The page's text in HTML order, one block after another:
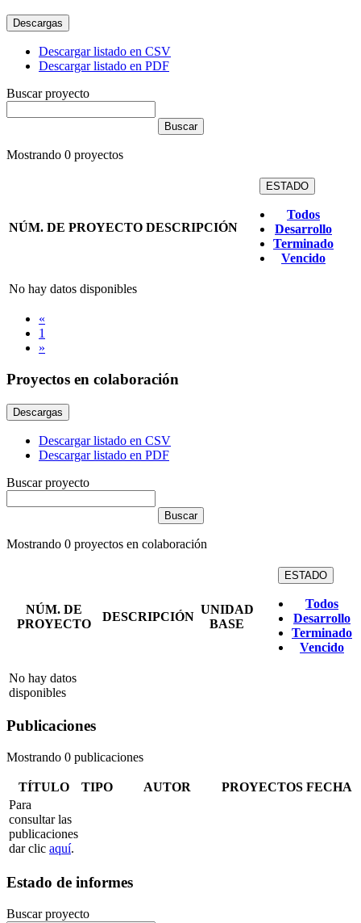
Descargas
Descargar listado en CSV
Descargar listado en PDF
Buscar proyecto
Mostrando 0 proyectos
NÚM. DE PROYECTO DESCRIPCIÓN
ESTADO
Todos
Desarrollo
Terminado
Vencido
No hay datos disponibles
«
1
»
Proyectos en colaboración
Descargas
Descargar listado en CSV
Descargar listado en PDF
Buscar proyecto
Mostrando 0 proyectos en colaboración
NÚM. DE
PROYECTO
DESCRIPCIÓN
UNIDAD
BASE
ESTADO
Todos
Desarrollo
Terminado
Vencido
No hay datos
disponibles
Publicaciones
Mostrando 0 publicaciones
TÍTULO TIPO AUTOR PROYECTOS FECHA
Para
consultar las
publicaciones
dar clic aquí.
Estado de informes
Buscar proyecto